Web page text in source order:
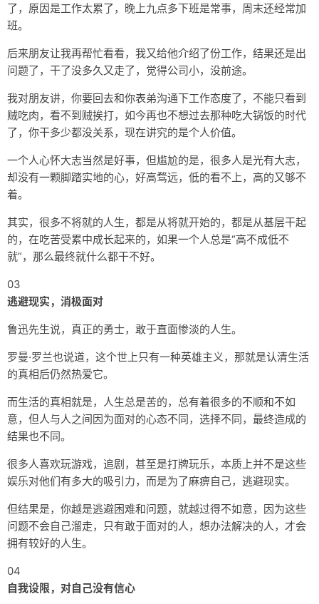
了，原因是工作太累了，晚上九点多下班是常事，周末还经常加
班。
后来朋友让我再帮忙看看，我又给他介绍了份工作，结果还是出
问题了，干了没多久又走了，觉得公司小，没前途。
我对朋友讲，你要回去和你表弟沟通下工作态度了，不能只看到
贼吃肉，看不到贼挨打，如今再也不想过去那种吃大锅饭的时代
了，你干多少都没关系，现在讲究的是个人价值。
一个人心怀大志当然是好事，但尴尬的是，很多人是光有大志，
却没有一颗脚踏实地的心，好高骛远，低的看不上，高的又够不
着。
其实，很多不将就的人生，都是从将就开始的，都是从基层干起
的，在吃苦受累中成长起来的，如果一个人总是“高不成低不
就”，那么最终就什么都干不好。
03
逃避现实，消极面对
鲁迅先生说，真正的勇士，敢于直面惨淡的人生。
罗曼·罗兰也说道，这个世上只有一种英雄主义，那就是认清生活
的真相后仍然热爱它。
而生活的真相就是，人生总是苦的，总有着很多的不顺和不如
意，但人与人之间因为面对的心态不同，选择不同，最终造成的
结果也不同。
很多人喜欢玩游戏，追剧，甚至是打牌玩乐，本质上并不是这些
娱乐对他们有多大的吸引力，而是为了麻痹自己，逃避现实。
但结果是，你越是逃避困难和问题，就越过得不如意，因为这些
问题不会自己溜走，只有敢于面对的人，想办法解决的人，才会
拥有较好的人生。
04
自我设限，对自己没有信心